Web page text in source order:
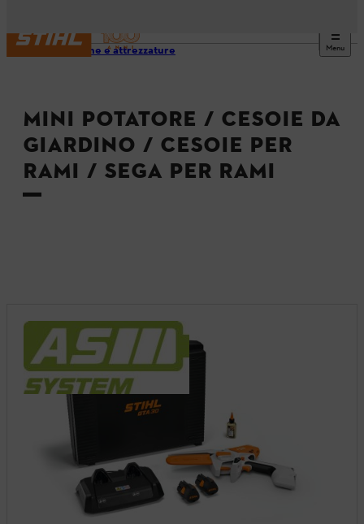
Menu
Macchine e attrezzature
MINI POTATORE / CESOIE DA
GIARDINO / CESOIE PER
RAMI / SEGA PER RAMI